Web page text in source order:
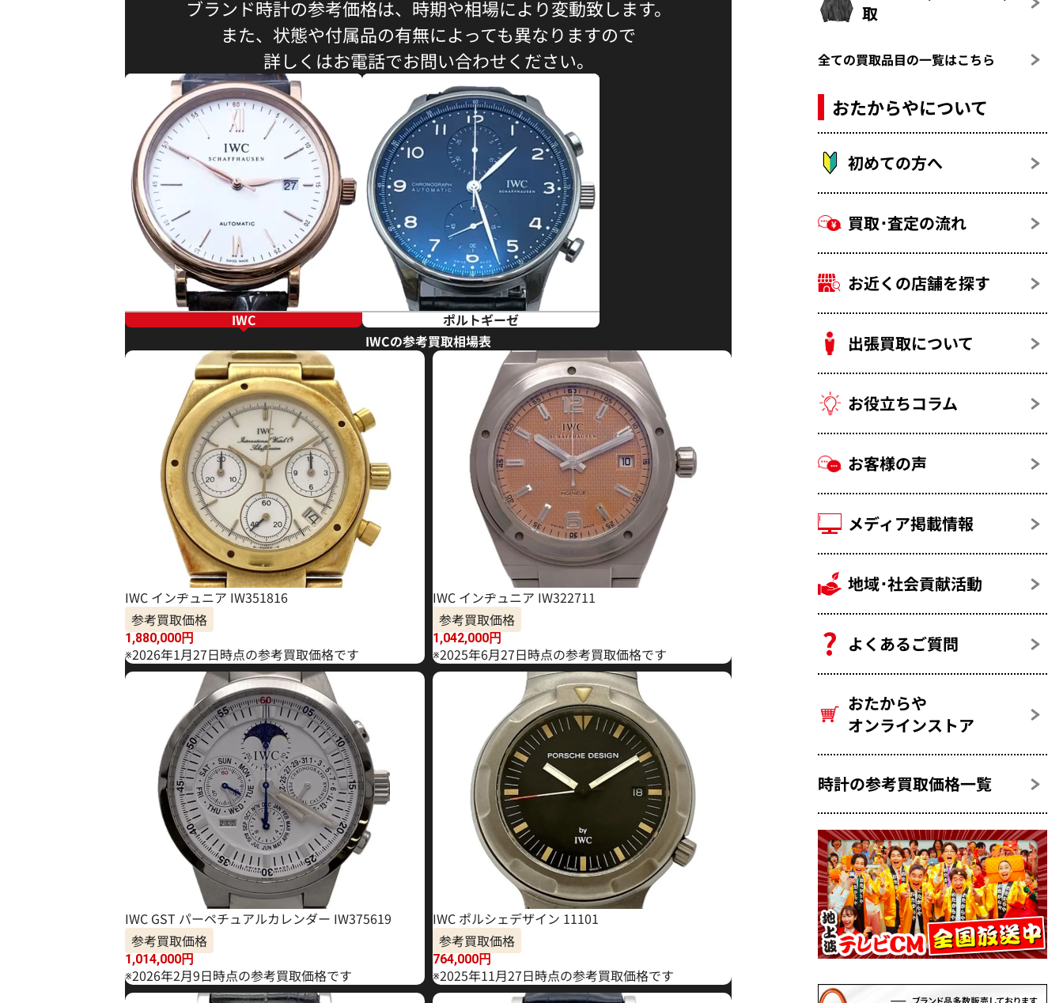
ブランド時計の参考価格は、時期や相場により変動致します。
また、状態や付属品の有無によっても異なりますので
詳しくはお電話でお問い合わせください。
IWC
ポルトギーゼ
IWCの参考買取相場表
IWC インヂュニア IW351816
参考買取価格
1,880,000円
※2026年1月27日時点の参考買取価格です
IWC インヂュニア IW322711
参考買取価格
1,042,000円
※2025年6月27日時点の参考買取価格です
IWC GST パーペチュアルカレンダー IW375619
参考買取価格
1,014,000円
※2026年2月9日時点の参考買取価格です
IWC ポルシェデザイン 11101
参考買取価格
764,000円
※2025年11月27日時点の参考買取価格です
取
全ての買取品目の一覧はこちら
おたからやについて
初めての方へ
買取･査定の流れ
お近くの店舗を探す
出張買取について
お役立ちコラム
お客様の声
メディア掲載情報
地域･社会貢献活動
よくあるご質問
おたからや
オンラインストア
時計の参考買取価格一覧